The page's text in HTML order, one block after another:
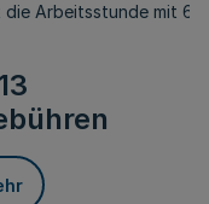
Arbeitsstunde mit 60